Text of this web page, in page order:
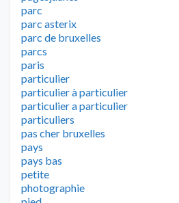
parc
parc asterix
parc de bruxelles
parcs
paris
particulier
particulier à particulier
particulier a particulier
particuliers
pas cher bruxelles
pays
pays bas
petite
photographie